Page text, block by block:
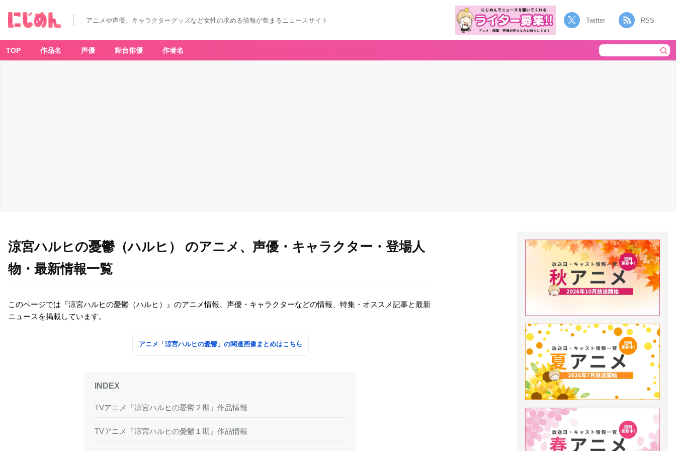
アニメや声優、キャラクターグッズなど女性の求める情報が集まるニュースサイト Twitter RSS
TOP 作品名 声優 舞台俳優 作者名
涼宮ハルヒの憂鬱（ハルヒ） のアニメ、声優・キャラクター・登場人
物・最新情報一覧
このページでは『涼宮ハルヒの憂鬱（ハルヒ）』のアニメ情報、声優・キャラクターなどの情報、特集・オススメ記事と最新
ニュースを掲載しています。
アニメ「涼宮ハルヒの憂鬱」の関連画像まとめはこちら
TVアニメ『涼宮ハルヒの憂鬱２期』作品情報
TVアニメ『涼宮ハルヒの憂鬱１期』作品情報